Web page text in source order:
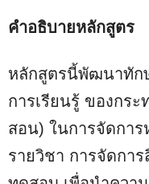
คำอธิบายหลักสูตร
หลักสูตรนี้พัฒนาทัก
การเรียนรู้ ของกร
สอน) ในการจัดการ
รายวิชา การจัดกา